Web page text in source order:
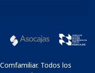
Todos los